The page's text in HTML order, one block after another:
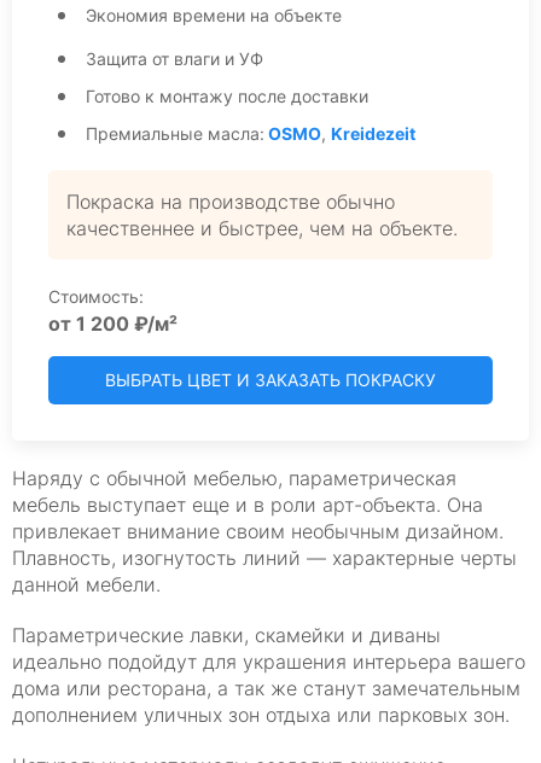
Экономия времени на объекте
Защита от влаги и УФ
Готово к монтажу после доставки
Премиальные масла: OSMO, Kreidezeit
Покраска на производстве обычно
качественнее и быстрее, чем на объекте.
Стоимость:
от 1 200 ₽/м²
ВЫБРАТЬ ЦВЕТ И ЗАКАЗАТЬ ПОКРАСКУ
Наряду с обычной мебелью, параметрическая
мебель выступает еще и в роли арт-объекта. Она
привлекает внимание своим необычным дизайном.
Плавность, изогнутость линий — характерные черты
данной мебели.
Параметрические лавки, скамейки и диваны
идеально подойдут для украшения интерьера вашего
дома или ресторана, а так же станут замечательным
дополнением уличных зон отдыха или парковых зон.